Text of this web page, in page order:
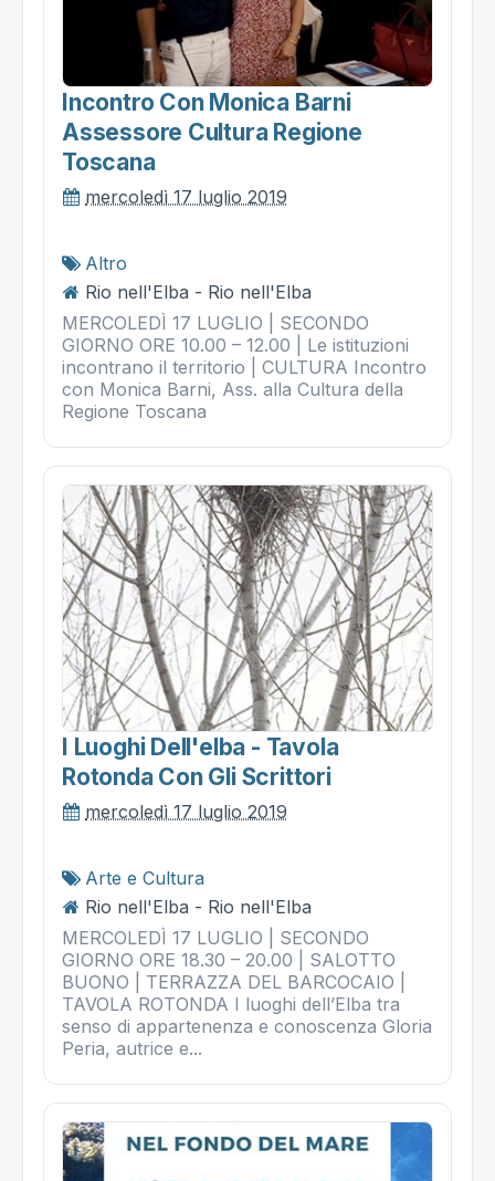
Incontro Con Monica Barni
Assessore Cultura Regione
Toscana
mercoledì 17 luglio 2019
Altro
Rio nell'Elba - Rio nell'Elba
MERCOLEDÌ 17 LUGLIO | SECONDO
GIORNO ORE 10.00 – 12.00 | Le istituzioni
incontrano il territorio | CULTURA Incontro
con Monica Barni, Ass. alla Cultura della
Regione Toscana
I Luoghi Dell'elba - Tavola
Rotonda Con Gli Scrittori
mercoledì 17 luglio 2019
Arte e Cultura
Rio nell'Elba - Rio nell'Elba
MERCOLEDÌ 17 LUGLIO | SECONDO
GIORNO ORE 18.30 – 20.00 | SALOTTO
BUONO | TERRAZZA DEL BARCOCAIO |
TAVOLA ROTONDA I luoghi dell’Elba tra
senso di appartenenza e conoscenza Gloria
Peria, autrice e...